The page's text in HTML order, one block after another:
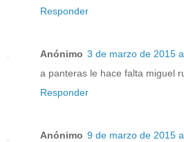
Responder
Anónimo 3 de marzo de 2015
a panteras le hace falta miguel
Responder
Anónimo 9 de marzo de 2015